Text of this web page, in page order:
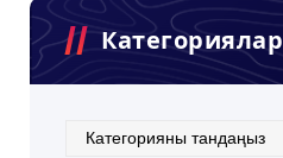
Категориялар
Категориялар